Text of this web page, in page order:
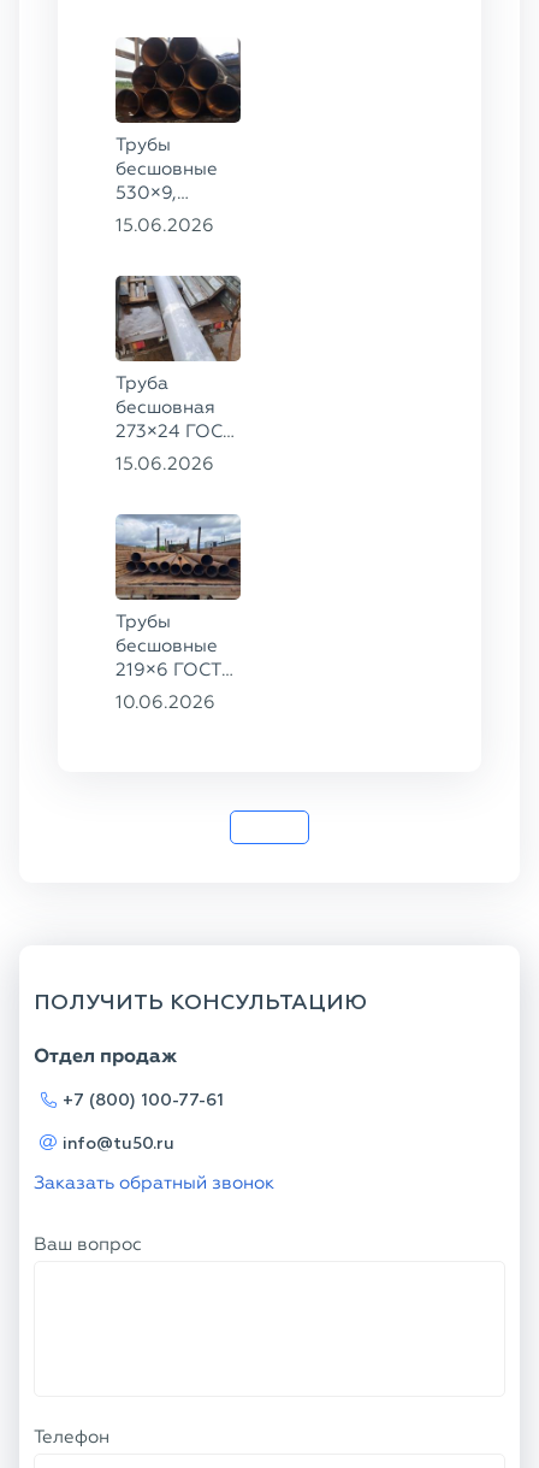
Трубы
бесшовные
530×9,
530×10 ст.
15.06.2026
Труба
бесшовная
273×24 ГОСТ
9941-81 сталь
15.06.2026
Трубы
бесшовные
219×6 ГОСТ
8732-78, ст.
10.06.2026
ПОЛУЧИТЬ КОНСУЛЬТАЦИЮ
Отдел продаж
+7 (800) 100-77-61
info@tu50.ru
Заказать обратный звонок
Ваш вопрос